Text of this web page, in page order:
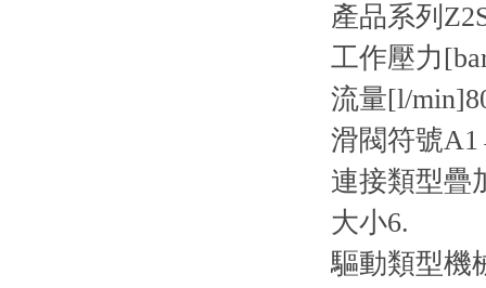
產品系列
工作壓力
流量[l/min]
滑閥符號
連接類型疊
大小6.
驅動類型機